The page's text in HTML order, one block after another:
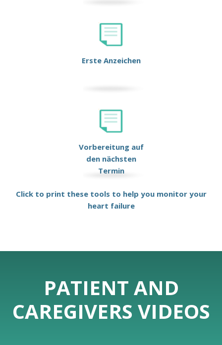
Erste Anzeichen
Vorbereitung auf
den nächsten
Termin
Click to print these tools to help you monitor your
heart failure
PATIENT AND
CAREGIVERS VIDEOS